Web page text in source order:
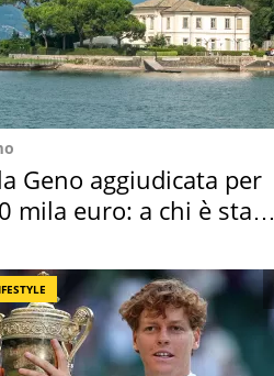
Geno aggiudicata per
mila euro: a chi è stata